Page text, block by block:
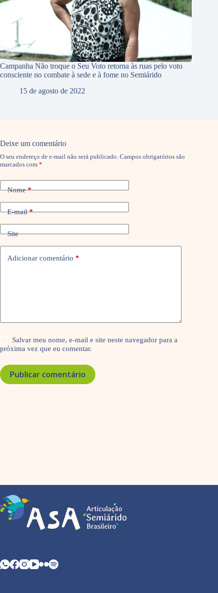
Campanha Não troque o Seu Voto retorna às ruas pelo voto
consciente no combate à sede e à fome no Semiárido
15 de agosto de 2022
Deixe um comentário
O seu endereço de e-mail não será publicado. Campos obrigatórios são
marcados com *
Nome*
E-mail*
Site
Adicionar comentário *
Salvar meu nome, e-mail e site neste navegador para a
próxima vez que eu comentar.
Publicar comentário